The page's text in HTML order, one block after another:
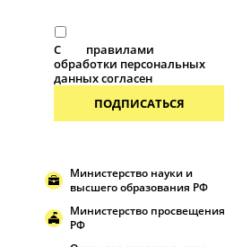
С
правилами
обработки персональных
данных согласен
ПОДПИСАТЬСЯ
Министерство науки и
высшего образования РФ
Министерство просвещения
РФ